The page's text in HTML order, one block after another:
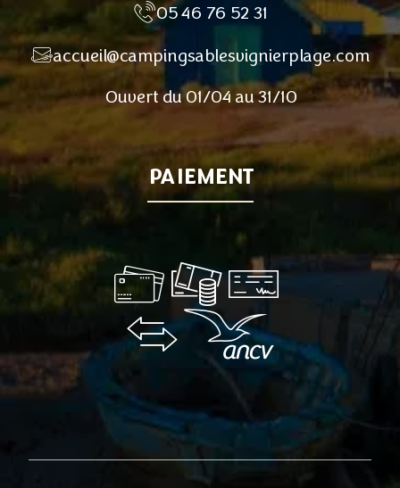
05 46 76 52 31
accueil@campingsablesvignierplage.com
Ouvert du 01/04 au 31/10
PAIEMENT